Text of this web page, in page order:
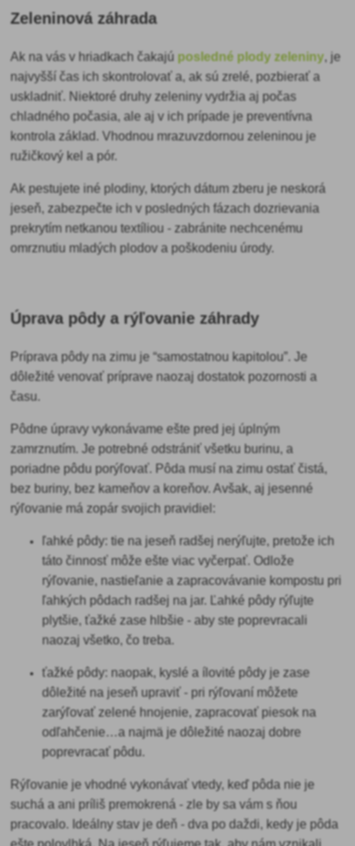
Zeleninová záhrada
Ak na vás v hriadkach čakajúposledné plody zeleniny, je
najvyšší čas ich skontrolovať a, ak sú zrelé, pozbierať a
uskladniť. Niektoré druhy zeleniny vydržia aj počas
chladného počasia, ale aj v ich prípade je preventívna
kontrola základ. Vhodnou mrazuvzdornou zeleninou je
ružičkový kel a pór.
Ak pestujete iné plodiny, ktorých dátum zberu je neskorá
jeseň, zabezpečte ich v posledných fázach dozrievania
prekrytím netkanou textíliou - zabránite nechcenému
omrznutiu mladých plodov a poškodeniu úrody.
Úprava pôdy a rýľovanie záhrady
Príprava pôdy na zimu je “samostatnou kapitolou”. Je
dôležité venovať príprave naozaj dostatok pozornosti a
času.
Pôdne úpravy vykonávame ešte pred jej úplným
zamrznutím. Je potrebnéodstrániť všetku burinu, a
poriadne pôdu porýľovať. Pôda musí na zimu ostať čistá,
bez buriny, bez kameňov a koreňov. Avšak, aj jesenné
rýľovanie má zopár svojich pravidiel:
ľahké pôdy: tie na jeseň radšej nerýľujte, pretože ich
táto činnosť môže ešte viac vyčerpať. Odlože
rýľovanie, nastieľanie a zapracovávanie kompostu pri
ľahkých pôdach radšej na jar. Ľahké pôdy rýľujte
plytšie, ťažké zase hlbšie - aby ste poprevracali
naozaj všetko, čo treba.
ťažké pôdy: naopak, kyslé a ílovité pôdy je zase
dôležité na jeseň upraviť - pri rýľovaní môžete
zarýľovať zelené hnojenie, zapracovať piesok na
odľahčenie…a najmä je dôležité naozaj dobre
poprevracať pôdu.
Rýľovanie je vhodné vykonávať vtedy, keďpôda nie je
suchá a ani príliš premokrená - zle by sa vám s ňou
pracovalo. Ideálny stav je deň - dva po daždi, kedy je pôda